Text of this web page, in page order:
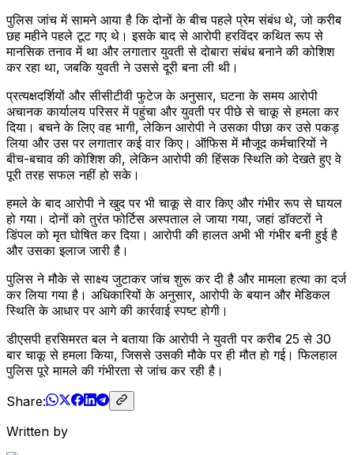
पुलिस जांच में सामने आया है कि दोनों के बीच पहले प्रेम संबंध थे, जो करीब
छह महीने पहले टूट गए थे। इसके बाद से आरोपी हरविंदर कथित रूप से
मानसिक तनाव में था और लगातार युवती से दोबारा संबंध बनाने की कोशिश
कर रहा था, जबकि युवती ने उससे दूरी बना ली थी।
प्रत्यक्षदर्शियों और सीसीटीवी फुटेज के अनुसार, घटना के समय आरोपी
अचानक कार्यालय परिसर में पहुंचा और युवती पर पीछे से चाकू से हमला कर
दिया। बचने के लिए वह भागी, लेकिन आरोपी ने उसका पीछा कर उसे पकड़
लिया और उस पर लगातार कई वार किए। ऑफिस में मौजूद कर्मचारियों ने
बीच-बचाव की कोशिश की, लेकिन आरोपी की हिंसक स्थिति को देखते हुए वे
पूरी तरह सफल नहीं हो सके।
हमले के बाद आरोपी ने खुद पर भी चाकू से वार किए और गंभीर रूप से घायल
हो गया। दोनों को तुरंत फोर्टिस अस्पताल ले जाया गया, जहां डॉक्टरों ने
डिंपल को मृत घोषित कर दिया। आरोपी की हालत अभी भी गंभीर बनी हुई है
और उसका इलाज जारी है।
पुलिस ने मौके से साक्ष्य जुटाकर जांच शुरू कर दी है और मामला हत्या का दर्ज
कर लिया गया है। अधिकारियों के अनुसार, आरोपी के बयान और मेडिकल
स्थिति के आधार पर आगे की कार्रवाई स्पष्ट होगी।
डीएसपी हरसिमरत बल ने बताया कि आरोपी ने युवती पर करीब 25 से 30
बार चाकू से हमला किया, जिससे उसकी मौके पर ही मौत हो गई। फिलहाल
पुलिस पूरे मामले की गंभीरता से जांच कर रही है।
Share:
Written by